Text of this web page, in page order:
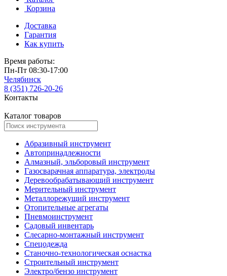
Корзина
Доставка
Гарантия
Как купить
Время работы:
Пн-Пт 08:30-17:00
Челябинск
8 (351) 726-20-26
Контакты
Каталог товаров
Абразивный инструмент
Автопринадлежности
Алмазный, эльборовый инструмент
Газосварачная аппаратура, электроды
Деревообрабатывающий инструмент
Мерительный инструмент
Металлорежущий инструмент
Отопительные агрегаты
Пневмоинструмент
Садовый инвентарь
Слесарно-монтажный инструмент
Спецодежда
Станочно-технологическая оснастка
Строительный инструмент
Электро/бензо инструмент